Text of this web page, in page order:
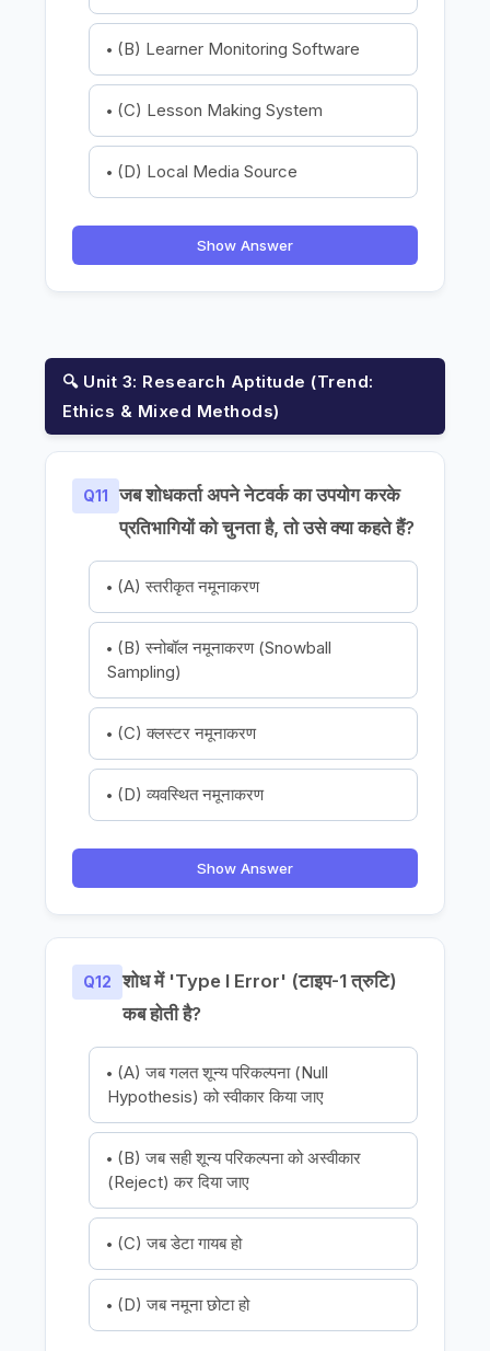
(B) Learner Monitoring Software
(C) Lesson Making System
(D) Local Media Source
Show Answer
🔍 Unit 3: Research Aptitude (Trend:
Ethics & Mixed Methods)
Q11
जब शोधकर्ता अपने नेटवर्क का उपयोग करके
प्रतिभागियों को चुनता है, तो उसे क्या कहते हैं?
(A) स्तरीकृत नमूनाकरण
(B) स्नोबॉल नमूनाकरण (Snowball
Sampling)
(C) क्लस्टर नमूनाकरण
(D) व्यवस्थित नमूनाकरण
Show Answer
Q12
शोध में 'Type I Error' (टाइप-1 त्रुटि)
कब होती है?
(A) जब गलत शून्य परिकल्पना (Null
Hypothesis) को स्वीकार किया जाए
(B) जब सही शून्य परिकल्पना को अस्वीकार
(Reject) कर दिया जाए
(C) जब डेटा गायब हो
(D) जब नमूना छोटा हो